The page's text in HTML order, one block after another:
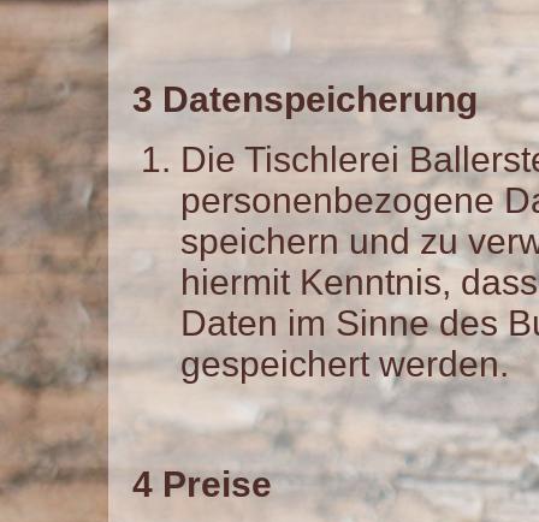
3 Datenspeicherung
Die Tischlerei
personenbezogene
speichern und zu
hiermit Kenntnis,
Daten im Sinne des
gespeichert werden.
4 Preise